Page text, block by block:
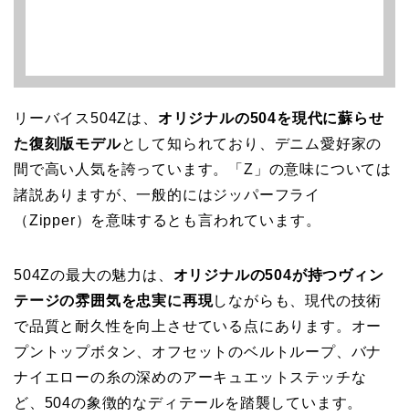
リーバイス504Zは、 オリジナルの504を現代に蘇らせ
た復刻版モデルとして知られており、デニム愛好家の
間で高い人気を誇っています。「Z」の意味については
諸説ありますが、一般的にはジッパーフライ
（Zipper）を意味するとも言われています。
504Zの最大の魅力は、 オリジナルの504が持つヴィン
テージの雰囲気を忠実に再現しながらも、現代の技術
で品質と耐久性を向上させている点にあります。オー
プントップボタン、オフセットのベルトループ、バナ
ナイエローの糸の深めのアーキュエットステッチな
ど、504の象徴的なディテールを踏襲しています。